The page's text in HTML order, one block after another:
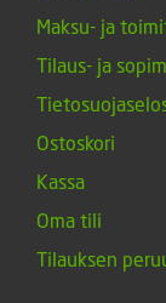
Maksu- ja
Tilaus- ja
Ostoskori
Kassa
Oma tili
Tilauksen